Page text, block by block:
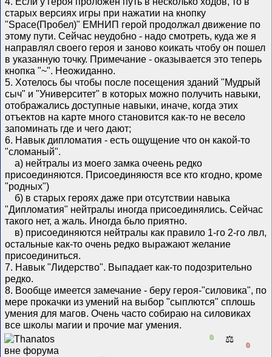
старых версиях игры при нажатии на кнопку
"Space(Пробел)" ЕМНИП герой продолжал движение по
этому пути. Сейчас неудобно - надо смотреть, куда же я
направлял своего героя и заново коикать чтобу он пошел
в указанную точку. Примечание - оказывается это теперь
кнопка "~". Неожиданно.
5. Хотелось бы чтобы после посещения зданий "Мудрый
сыч" и "Университет" в которых можно получить навыки,
отображались доступные навыки, иначе, когда этих
отъектов на карте много становится как-то не весело
запоминать где и чего дают;
6. Навык дипломатия - есть ощущение что он какой-то
"сломаный".
а) нейтралы из моего замка очеень редко
присоединяются. Присоединяюстя все кто кгодно, кроме
"родных")
б) в старых героях даже при отсутствии навыка
"Дипломатия" нейтралы иногда присоединялись. Сейчас
такого нет, а жаль. Иногда бьло приятно.
в) присоединяются нейтралы как правило 1-го 2-го лвл,
остальные как-то очень редко выражают желание
присоединиться.
7. Навык "Лидерство". Выпадает как-то подозрительно
редко.
8. Вообще имеется замечание - беру героя-"силовика", по
мере прокачки из умений на выбор "сыплются" сплошь
умения для магов. Очень часто собираю на силовиках
все школы магии и прочие маг умения.
0 ⚖️
0